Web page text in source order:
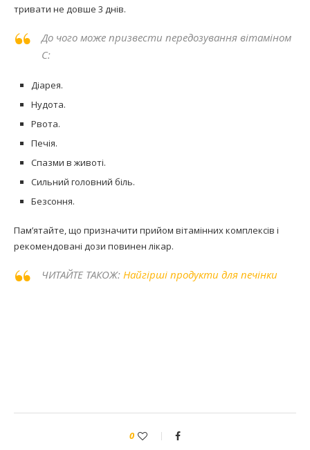
тривати не довше 3 днів.
До чого може призвести передозування вітаміном
С:
Діарея.
Нудота.
Рвота.
Печія.
Спазми в животі.
Сильний головний біль.
Безсоння.
Пам’ятайте, що призначити прийом вітамінних комплексів і
рекомендовані дози повинен лікар.
ЧИТАЙТЕ ТАКОЖ: Найгірші продукти для печінки
0